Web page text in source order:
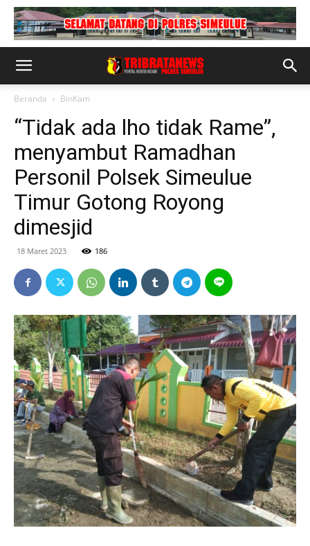
Beranda BinKam
“Tidak ada lho tidak Rame”,
menyambut Ramadhan
Personil Polsek Simeulue
Timur Gotong Royong
dimesjid
18 Maret 2023 186